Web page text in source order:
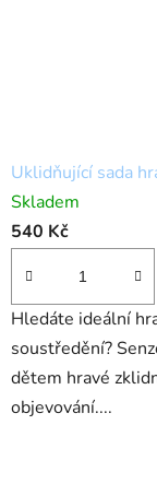
Uklidňující sada
Skladem
540 Kč
Hledáte ideální
soustředění?
dětem hravé
objevování....